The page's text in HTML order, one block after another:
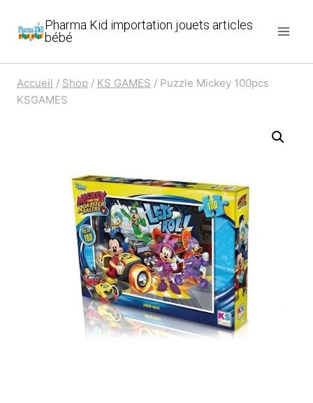
Pharma Kid importation jouets articles
bébé
Accueil / Shop / KS GAMES / Puzzle Mickey 100pcs
KSGAMES